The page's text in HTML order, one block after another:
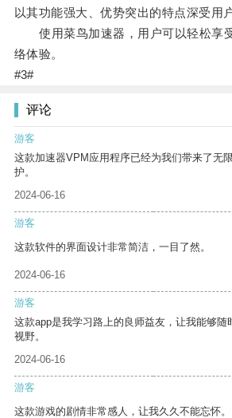
以其功能强大、优势突出的特点深受用
使用菜鸟加速器，用户可以轻松享
络体验。
#3#
评论
游客
这款加速器VPM应用程序已经为我们带来了无
护。
2024-06-16
游客
这款软件的界面设计非常简洁，一目了然。
2024-06-16
游客
这款app是我学习路上的良师益友，让我能够随
视野。
2024-06-16
游客
这款游戏的剧情非常感人，让我久久不能忘怀。